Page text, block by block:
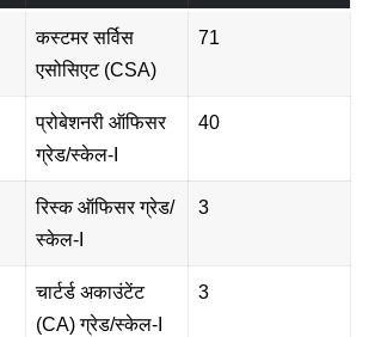
कस्टमर सर्विस
एसोसिएट (CSA)
71
प्रोबेशनरी ऑफिसर
ग्रेड/स्केल-I
40
रिस्क ऑफिसर ग्रेड/
स्केल-I
3
चार्टर्ड अकाउंटेंट
(CA) ग्रेड/स्केल-I
3